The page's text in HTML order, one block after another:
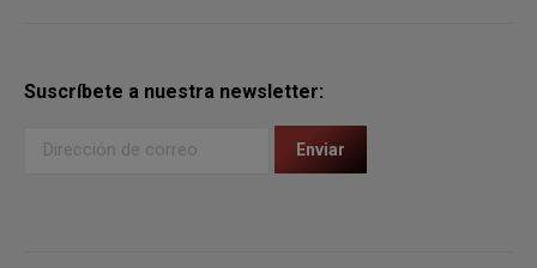
Suscríbete a nuestra newsletter: